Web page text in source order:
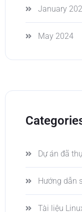
January
May 2024
Dự án đã
Hướng dẫn
Tài liệu